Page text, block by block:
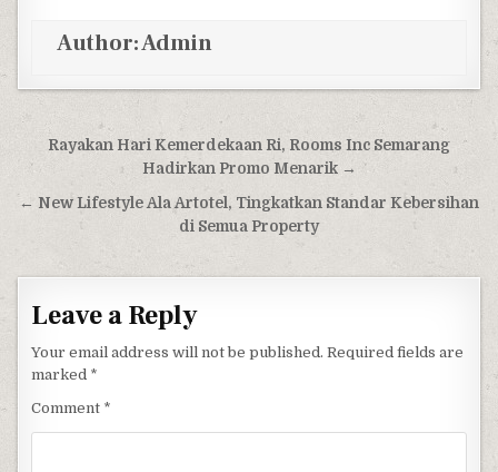
Author:Admin
Post navigation
Rayakan Hari Kemerdekaan Ri, Rooms Inc Semarang
Hadirkan Promo Menarik →
← New Lifestyle Ala Artotel, Tingkatkan Standar Kebersihan
di Semua Property
Leave a Reply
Your email address will not be published. Required fields are
marked *
Comment *